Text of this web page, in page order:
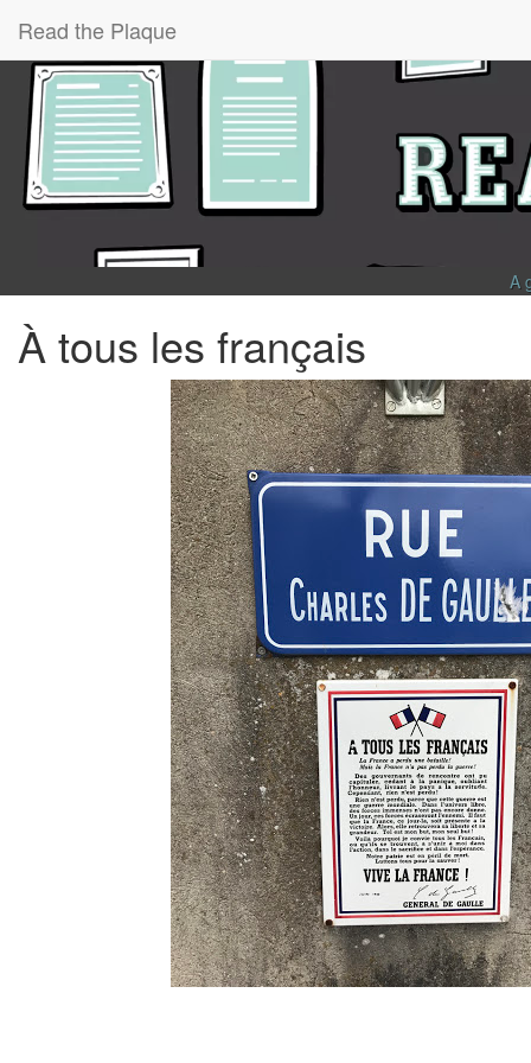
Read the Plaque
A
À tous les français